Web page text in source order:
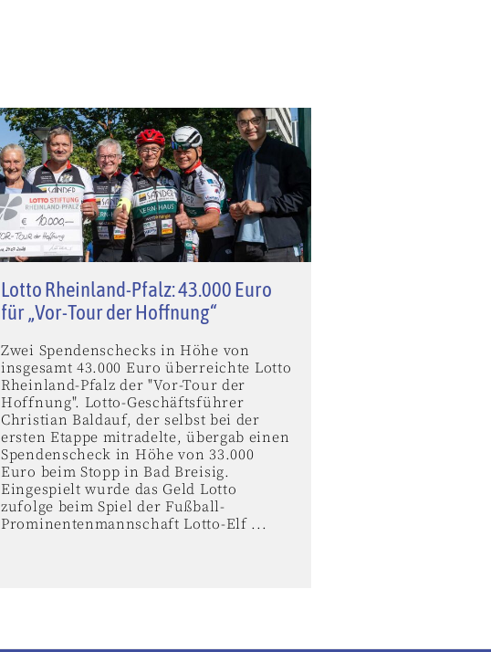
Lotto Rheinland-Pfalz: 43.000 Euro
für „Vor-Tour der Hoffnung“
Zwei Spendenschecks in Höhe von
insgesamt 43.000 Euro überreichte Lotto
Rheinland-Pfalz der "Vor-Tour der
Hoffnung". Lotto-Geschäftsführer
Christian Baldauf, der selbst bei der
ersten Etappe mitradelte, übergab einen
Spendenscheck in Höhe von 33.000
Euro beim Stopp in Bad Breisig.
Eingespielt wurde das Geld Lotto
zufolge beim Spiel der Fußball-
Prominentenmannschaft Lotto-Elf ...